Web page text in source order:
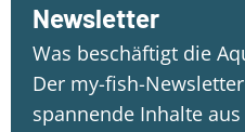
Newsletter
Was beschäftigt die
Der my-fish-
spannende Inhalte